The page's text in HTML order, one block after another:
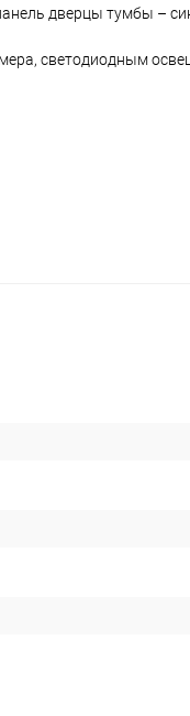
дверцы тумбы –
светодиодным